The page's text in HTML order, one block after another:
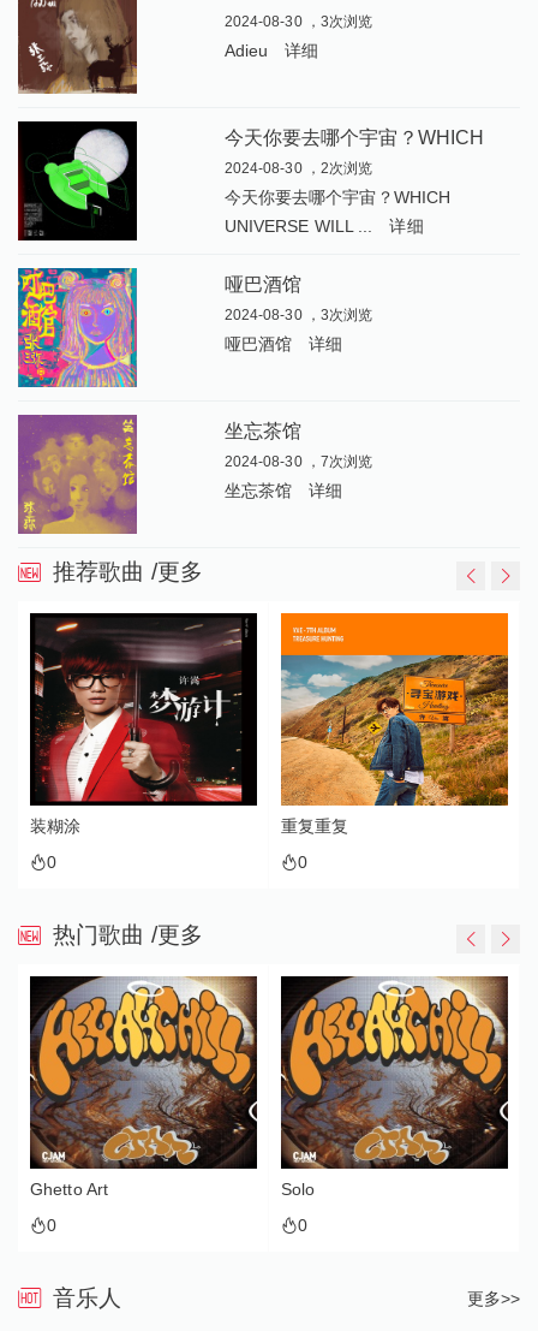
2024-08-30 ，3次浏览
Adieu 详细
2024-08-30 ，2次浏览
今天你要去哪个宇宙？WHICH
UNIVERSE WILL ...
详细
哑巴酒馆
2024-08-30 ，3次浏览
哑巴酒馆 详细
坐忘茶馆
2024-08-30 ，7次浏览
坐忘茶馆 详细
推荐歌曲 /更多
装糊涂
0
重复重复
0
热门歌曲 /更多
Ghetto Art
0
Solo
0
音乐人 更多>>